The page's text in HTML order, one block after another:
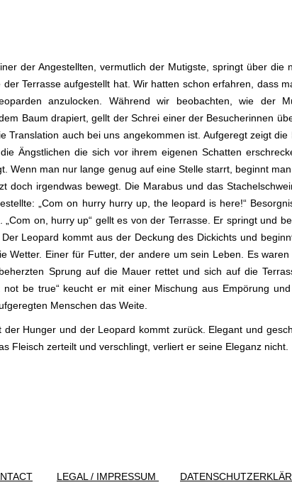
der Angestellten, vermutlich der Mutigste, springt über die
Terrasse aufgestellt hat. Wir hatten schon erfahren, dass
anzulocken. Während wir beobachten, wie der
Baum drapiert, gellt der Schrei einer der Besucherinnen
auch bei uns angekommen ist. Aufgeregt zeigt
Ängstlichen die sich vor ihrem eigenen Schatten
Wenn man nur lange genug auf eine Stelle starrt, beginnt
irgendwas bewegt. Die Marabus und das
„Com on hurry hurry up, the leopard is here!“
on, hurry up“ gellt es von der Terrasse. Er springt und
Leopard kommt aus der Deckung des Dickichts und
Wetter. Einer für Futter, der andere um sein Leben. Es
Sprung auf die Mauer rettet und sich auf die
be true“ keucht er mit einer Mischung aus Empörung
Menschen das Weite.
Hunger und der Leopard kommt zurück. Elegant und
Fleisch zerteilt und verschlingt, verliert er seine Eleganz nicht.
LEGAL / IMPRESSUM